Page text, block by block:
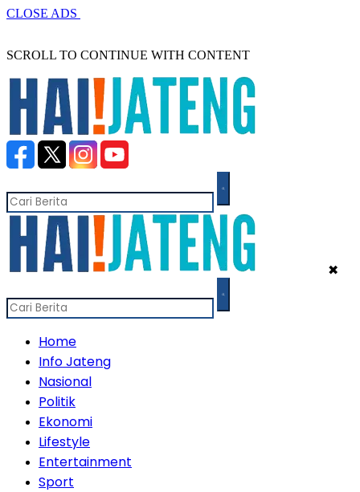
CLOSE ADS
SCROLL TO CONTINUE WITH CONTENT
✖
Home
Info Jateng
Nasional
Politik
Ekonomi
Lifestyle
Entertainment
Sport